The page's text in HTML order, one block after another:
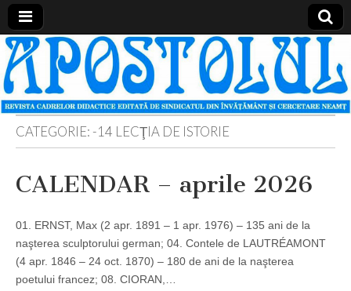
Apostolul
Revista
cadrelor
didactice
din
judetul
Neamt
CATEGORIE: -14 LECŢIA DE ISTORIE
CALENDAR – aprile 2026
01. ERNST, Max (2 apr. 1891 – 1 apr. 1976) – 135 ani de la
naşterea sculptorului german; 04. Contele de LAUTRÉAMONT
(4 apr. 1846 – 24 oct. 1870) – 180 de ani de la naşterea
poetului francez; 08. CIORAN,…